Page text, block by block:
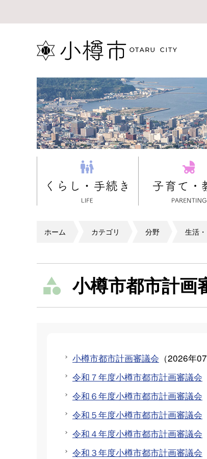
ホーム カテゴリ 分野 生活
小樽市都市計画
小樽市都市計画審議会 （2026年
令和７年度小樽市都市計画審議会
令和６年度小樽市都市計画審議会
令和５年度小樽市都市計画審議会
令和４年度小樽市都市計画審議会
令和３年度小樽市都市計画審議会